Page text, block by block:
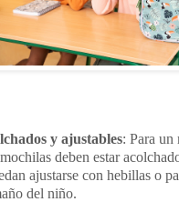
y ajustables: Para
deben estar
ajustarse con hebillas o
del niño.